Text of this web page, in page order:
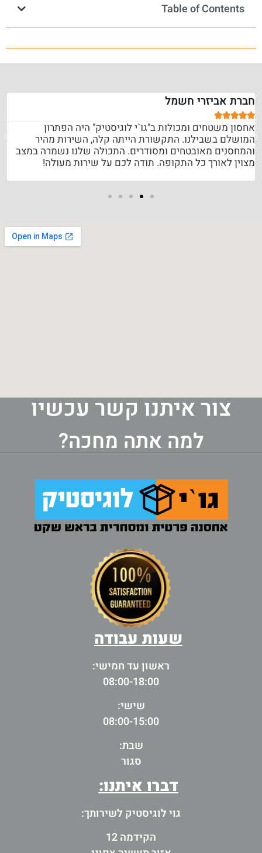
Table of Contents
חברת אביזרי חשמל





אחסון משטחים ומכולות ב"גו`י לוגיסטיק" היה הפתרון
המושלם בשבילנו. התקשורת הייתה קלה, השירות מהיר
והמחסנים מאובטחים ומסודרים. התכולה שלנו נשמרה במצב
מצוין לאורך כל התקופה. תודה לכם על שירות מעולה!
צור איתנו קשר עכשיו
למה אתה מחכה?
שעות עבודה
ראשון עד חמישי:
08:00-18:00
שישי:
08:00-15:00
שבת:
סגור
דברו איתנו:
גוי לוגיסטיק לשירותך:
הקידמה 12